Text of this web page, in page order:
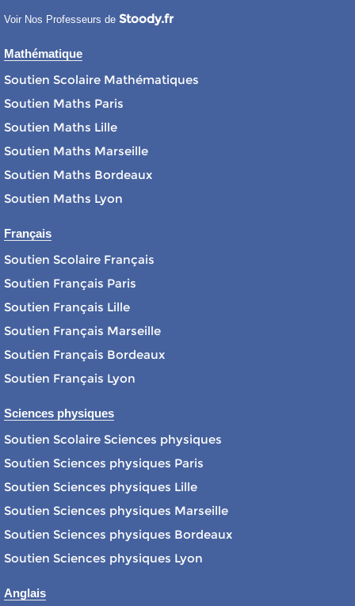
Voir Nos Professeurs de Stoody.fr
Mathématique
Soutien Scolaire Mathématiques
Soutien Maths Paris
Soutien Maths Lille
Soutien Maths Marseille
Soutien Maths Bordeaux
Soutien Maths Lyon
Français
Soutien Scolaire Français
Soutien Français Paris
Soutien Français Lille
Soutien Français Marseille
Soutien Français Bordeaux
Soutien Français Lyon
Sciences physiques
Soutien Scolaire Sciences physiques
Soutien Sciences physiques Paris
Soutien Sciences physiques Lille
Soutien Sciences physiques Marseille
Soutien Sciences physiques Bordeaux
Soutien Sciences physiques Lyon
Anglais